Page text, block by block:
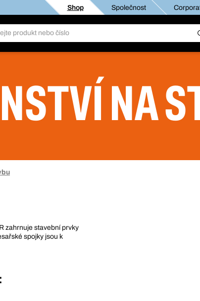
Shop Společnost
NA
zahrnuje stavební prvky
spojky jsou k